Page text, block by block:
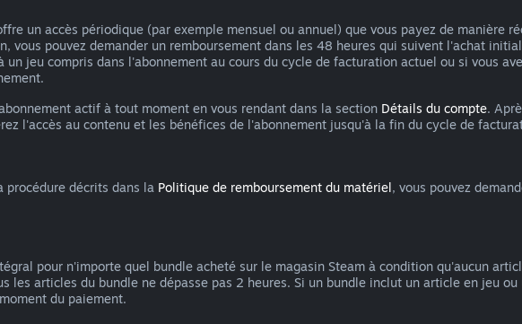
un accès périodique (par exemple mensuel ou annuel) que vous payez de manière
vous pouvez demander un remboursement dans les 48 heures qui suivent l'achat
un jeu compris dans l'abonnement au cours du cycle de facturation actuel ou si vous
actif à tout moment en vous rendant dans la section Détails du compte.
l'accès au contenu et les bénéfices de l'abonnement jusqu'à la fin du cycle de
décrits dans la Politique de remboursement du matériel, vous pouvez
pour n'importe quel bundle acheté sur le magasin Steam à condition qu'aucun
les articles du bundle ne dépasse pas 2 heures. Si un bundle inclut un article en jeu ou
du paiement.